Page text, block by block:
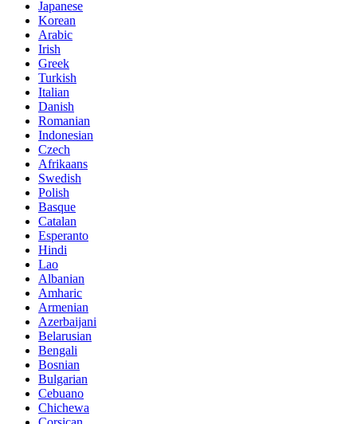
Japanese
Korean
Arabic
Irish
Greek
Turkish
Italian
Danish
Romanian
Indonesian
Czech
Afrikaans
Swedish
Polish
Basque
Catalan
Esperanto
Hindi
Lao
Albanian
Amharic
Armenian
Azerbaijani
Belarusian
Bengali
Bosnian
Bulgarian
Cebuano
Chichewa